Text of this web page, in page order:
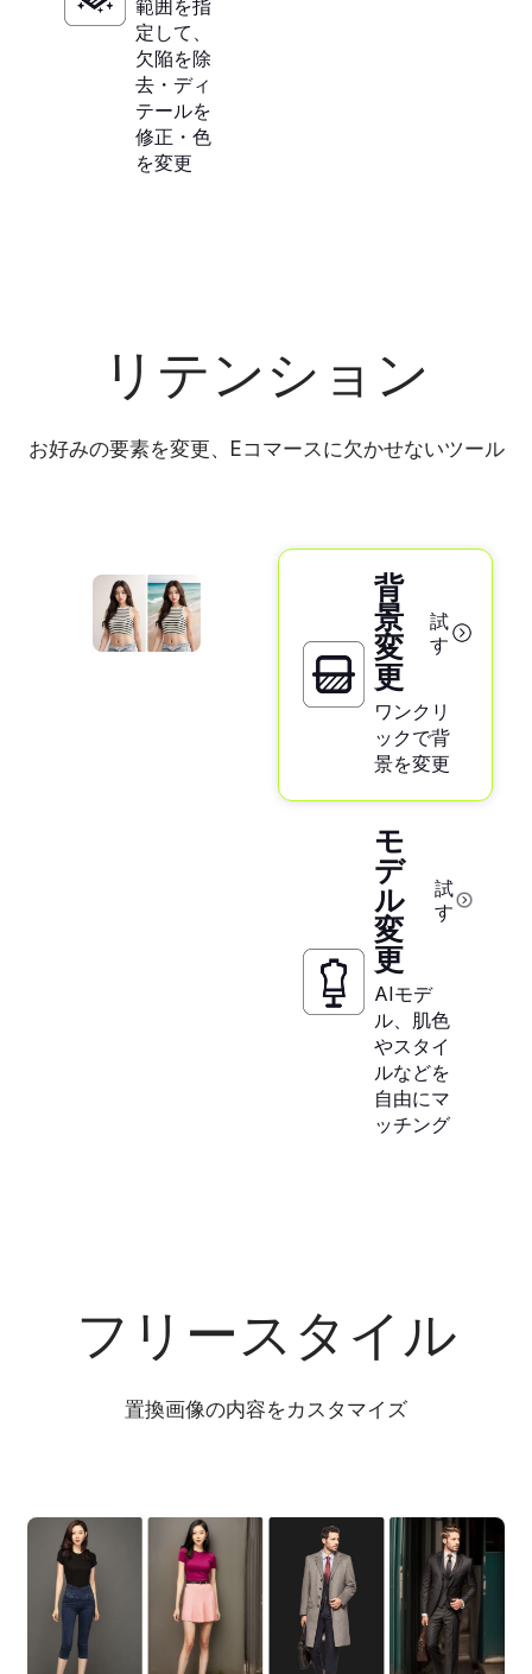
範囲を指
定して、
欠陥を除
去・ディ
テールを
修正・色
を変更
リテンション
お好みの要素を変更、Eコマースに欠かせないツール
背
景
変
更
試
す
ワンクリ
ックで背
景を変更
モ
デ
ル
変
更
試
す
AIモデ
ル、肌色
やスタイ
ルなどを
自由にマ
ッチング
フリースタイル
置換画像の内容をカスタマイズ